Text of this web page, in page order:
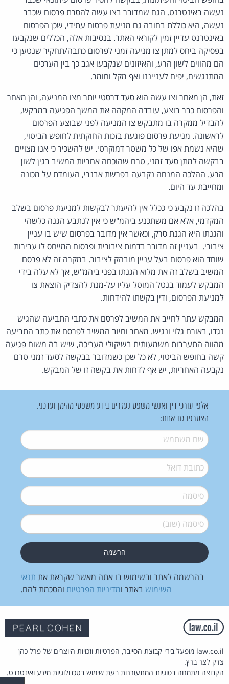
נעשה באינטרנט. הגם שמדובר בצו עשה להסרת פרסום שכבר
נעשה, היא כוללת בחובה גם מניעת פרסום עתידי, שכן הפרסום
באינטרנט עדיין זמין לקוראי האתר. בנסיבות אלה, הכללים שנקבעו
בפסיקה ביחס למתן צו מניעה זמני לפרסום כתבה/תחקיר שנטען כי
הם מהווים לשון הרע, והאיזונים שנקבעו אגב כך בין הערכים
המתנגשים, יפים לענייננו ואף מקל וחומר.
זאת, הן מאחר וצו עשה הוא סעד דרסטי יותר מצו המניעה, והן מאחר
והפרסום כבר בוצע, עובדה המקהה את המשך הפגיעה במבקש,
להבדיל ממקרה בו מתבקש צו המניעה לפני שבוצע הפרסום
לראשונה. מניעת פרסום פוגעת בזכות החוקתית לחופש הביטוי,
שהיא נשמת אפו של כל משטר דמוקרטי. יש להשכיר כי אנו מצויים
בבקשה למתן סעד זמני, טרם שהוכחה אחריות המשיב בגין לשון
הרע. ההלכה המנחה נקבעה בפרשת אבנרי, העומדת על מכונה
ומחייבת עד היום.
בהלכה זו נקבע כי ככלל אין להיעתר לבקשות למניעת פרסום בשלב
המקדמי, אלא אם משתכנע ביהמ"ש כי אין לנתבע הגנה כלשהי
והגנתו היא הגנת סרק, וכאשר אין מדובר בפרסום שיש בו עניין
ציבורי. בעניין זה מדובר בדמות ציבורית ופרסום המייחס לו עבירות
שוחד הוא פרסום בעל עניין מובהק לציבור. במקרה זה לא פרסם
המשיב בשלב זה את מלוא הגנתו בפני ביהמ"ש, אך לא עלה בידי
המבקש לעמוד בנטל המוטל עליו על-מנת להצדיק הוצאת צו
למניעת הפרסום, ודין בקשתו להידחות.
המבקש עתר לחייב את המשיב לפרסם את כתבי התביעה שהגיש
נגדו, באורח גלוי ונגיש. מאחר וחיוב המשיב לפרסם את כתב התביעה
מהווה התערבות משמעותית בשיקולי העריכה, שיש בה משום פגיעה
קשה בחופש הביטוי, לא כל שכן כשמדובר בבקשה לסעד זמני טרם
נקבעה האחריות, יש אף לדחות את בקשה זו של המבקש.
אלפי עורכי דין ואנשי משפט נעזרים בידע משפטי מהימן ועדכני.
הצטרפו גם אתם:
שם משתמש*
דואל*
סיסמה*
סיסמה (שוב)*
בהרשמה לאתר ובשימוש בו אתה מאשר שקראת את תנאי
השימוש באתר ומדיניות הפרטיות והסכמת להם.
law.co.il מופעל בידי קבוצת הסייבר, הפרטיות וזכויות היוצרים של פרל כהן
צדק לצר ברץ.
הקבוצה מתמחה בסוגיות המתעוררות בעת שימוש בטכנולוגיות מידע ואינטרנט.